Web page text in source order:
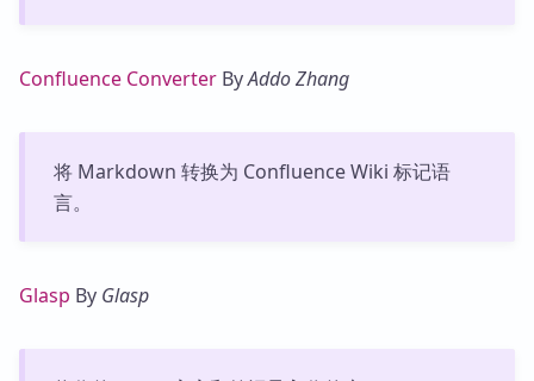
Confluence Converter ByAddo Zhang
将 Markdown 转换为 Confluence Wiki 标记语
言。
Glasp By Glasp